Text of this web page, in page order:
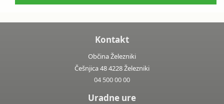
Kontakt
Občina Železniki
Češnjica 48 4228 Železniki
04 500 00 00
Uradne ure